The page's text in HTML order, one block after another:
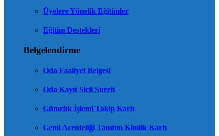
Üyelere Yönelik Eğitimler
Eğitim Destekleri
Belgelendirme
Oda Faaliyet Belgesi
Oda Kayıt Sicil Sureti
Gümrük İşlemi Takip Kartı
Gemi Acenteliği Tanıtım Kimlik Kartı